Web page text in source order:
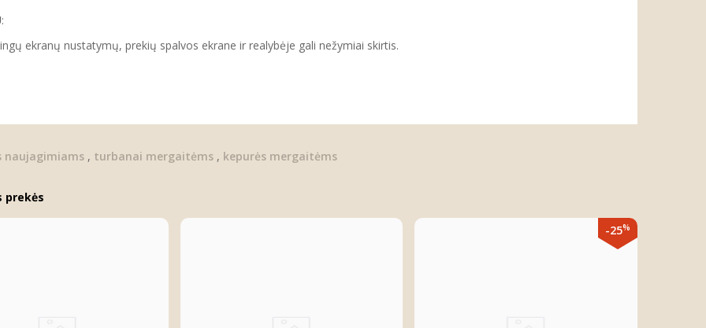
:
ekranų nustatymų, prekių spalvos ekrane ir realybėje gali nežymiai skirtis.
naujagimiams, turbanai mergaitėms, kepurės mergaitėms
prekės
-25%